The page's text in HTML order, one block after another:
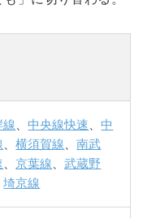
線、中央線快速、中
、横須賀線、南武
、京葉線、武蔵野
埼京線